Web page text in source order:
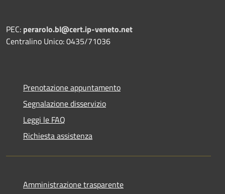
PEC: perarolo.bl@cert.ip-veneto.net
Centralino Unico: 0435/71036
Prenotazione appuntamento
Segnalazione disservizio
Leggi le FAQ
Richiesta assistenza
Amministrazione trasparente